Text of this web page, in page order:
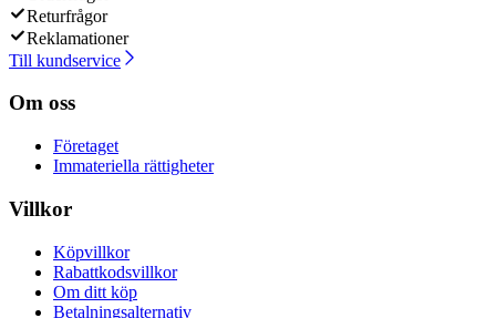
Returfrågor
Reklamationer
Till kundservice
Om oss
Företaget
Immateriella rättigheter
Villkor
Köpvillkor
Rabattkodsvillkor
Om ditt köp
Betalningsalternativ